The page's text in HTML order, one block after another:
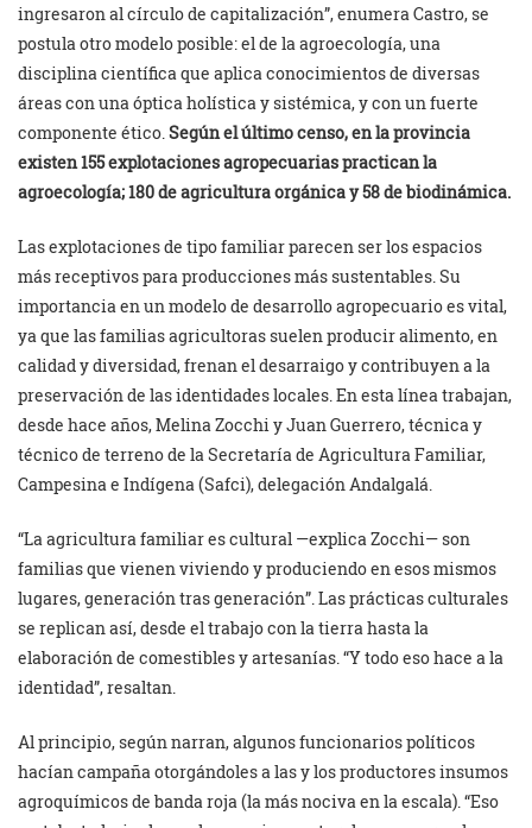
ingresaron al círculo de capitalización”, enumera Castro, se
postula otro modelo posible: el de la agroecología, una
disciplina científica que aplica conocimientos de diversas
áreas con una óptica holística y sistémica, y con un fuerte
componente ético. Según el último censo, en la provincia
existen 155 explotaciones agropecuarias practican la
agroecología; 180 de agricultura orgánica y 58 de biodinámica.
Las explotaciones de tipo familiar parecen ser los espacios
más receptivos para producciones más sustentables. Su
importancia en un modelo de desarrollo agropecuario es vital,
ya que las familias agricultoras suelen producir alimento, en
calidad y diversidad, frenan el desarraigo y contribuyen a la
preservación de las identidades locales. En esta línea trabajan,
desde hace años, Melina Zocchi y Juan Guerrero, técnica y
técnico de terreno de la Secretaría de Agricultura Familiar,
Campesina e Indígena (Safci), delegación Andalgalá.
“La agricultura familiar es cultural —explica Zocchi— son
familias que vienen viviendo y produciendo en esos mismos
lugares, generación tras generación”. Las prácticas culturales
se replican así, desde el trabajo con la tierra hasta la
elaboración de comestibles y artesanías. “Y todo eso hace a la
identidad”, resaltan.
Al principio, según narran, algunos funcionarios políticos
hacían campaña otorgándoles a las y los productores insumos
agroquímicos de banda roja (la más nociva en la escala). “Eso